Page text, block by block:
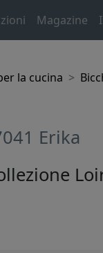
Magazine
la cucina
Erika